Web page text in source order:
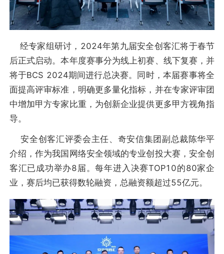
经专家组研讨，2024年第九届安全创客汇将于春节
后正式启动。本年度赛事分为线上初赛、线下复赛，并
将于BCS 2024期间进行总决赛。同时，本届赛事将全
面提高评审标准，明确更多量化指标，并在专家评审团
中增加甲方专家比重，为创新企业提供更多甲方视角指
导。
安全创客汇评委会主任、奇安信集团副总裁陈华平
介绍，作为我国网络安全领域的专业创投大赛，安全创
客汇已成功举办8届。每年进入决赛TOP10的80家企
业，赛后均已获得数轮融资，总融资额超过55亿元。